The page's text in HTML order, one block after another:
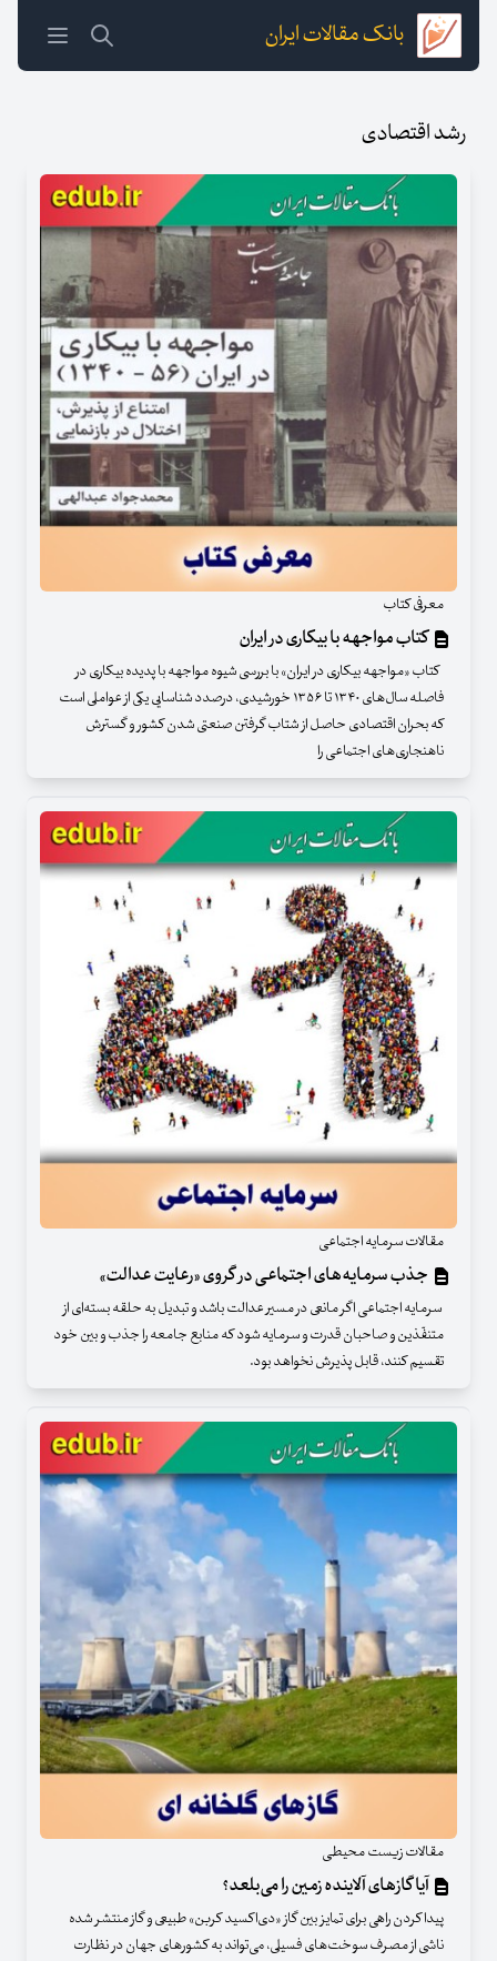
بانک مقالات ایران
رشد اقتصادی
معرفی کتاب
کتاب مواجهه با بیکاری در ایران
کتاب «مواجهه بیکاری در ایران» با بررسی شیوه مواجهه با پدیده بیکاری در
فاصله سال‌های ۱۳۴۰ تا ۱۳۵۶ خورشیدی، درصدد شناسایی یکی از عواملی است
که بحران اقتصادی حاصل از شتاب گرفتن صنعتی شدن کشور و گسترش
ناهنجاری‌های اجتماعی را
مقالات سرمایه اجتماعی
جذب سرمایه‌های اجتماعی در گروی «رعایت عدالت»
سرمایه‌ اجتماعی اگر مانعی در مسیر عدالت باشد و تبدیل به حلقه‌ بسته‌ای از
متنفّذین و صاحبان قدرت و سرمایه شود که منابع جامعه را جذب و بین خود
تقسیم کنند، قابل پذیرش نخواهد بود.
مقالات زیست محیطی
آیا گازهای آلاینده زمین را می‌بلعد؟
پیدا کردن راهی برای تمایز بین گاز «دی‌اکسید کربن» طبیعی و گاز منتشر شده
ناشی از مصرف سوخت‌های فسیلی، می‌تواند به کشورهای جهان در نظارت